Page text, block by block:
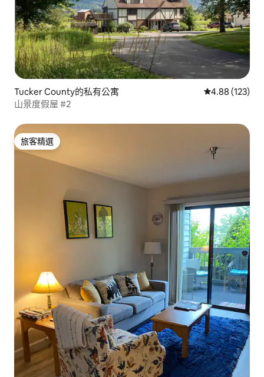
Tucker County的私有公寓 從 123 則評價
4.88 (123)
山景度假屋 #2
旅客精選
旅客精選